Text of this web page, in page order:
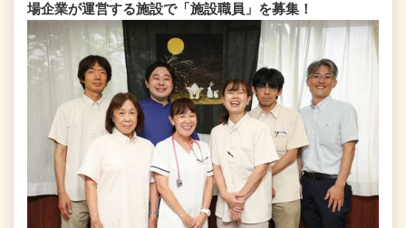
場企業が運営する施設で「施設職員」を募集！